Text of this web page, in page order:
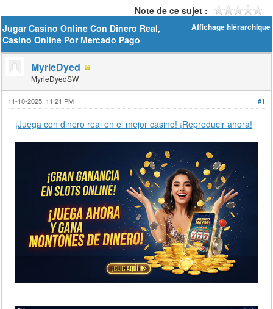
Note de ce sujet :
Affichage hiérarchique
Jugar Casino Online Con Dinero Real,
Casino Online Por Mercado Pago
MyrleDyed
MyrleDyedSW
#1
11-10-2025, 11:21 PM
¡Juega con dinero real en el mejor casino! ¡Reproducir ahora!